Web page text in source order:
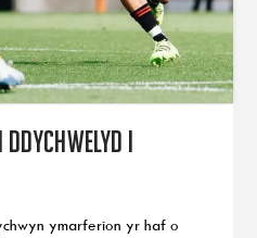
i
ymarferion yr haf o